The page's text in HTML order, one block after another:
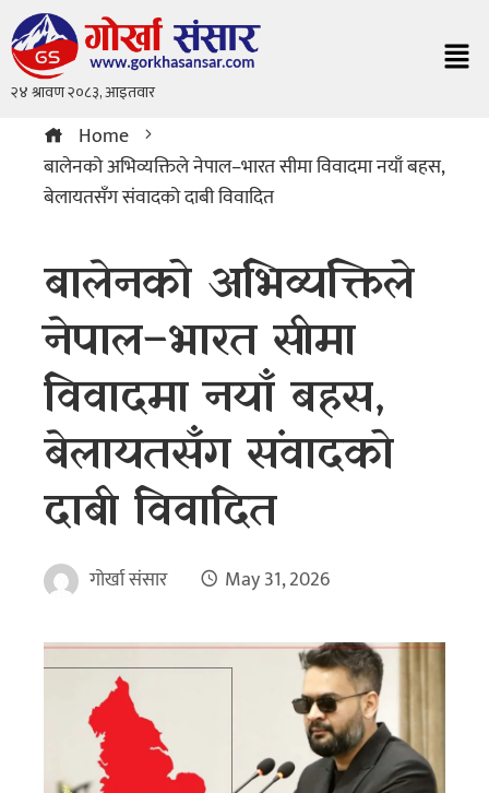
Home
बालेनको अभिव्यक्तिले नेपाल–भारत सीमा विवादमा नयाँ बहस,
बेलायतसँग संवादको दाबी विवादित
बालेनको अभिव्यक्तिले
नेपाल–भारत सीमा
विवादमा नयाँ बहस,
बेलायतसँग संवादको
दाबी विवादित
गोर्खा संसार May 31, 2026